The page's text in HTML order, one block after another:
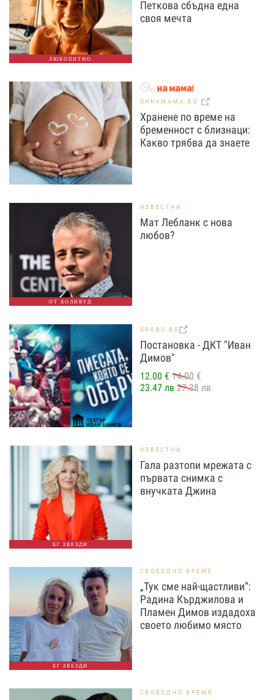
ЛЮБОПИТНО
Петкова сбъдна една
своя мечта
OHNAMAMA.BG
Хранене по време на
бременност с близнаци:
Какво трябва да знаете
ОТ ХОЛИВУД
ИЗВЕСТНИ
Мат Лебланк с нова
любов?
GRABO.BG
Постановка - ДКТ "Иван
Димов"
12.00 € 14.00 €
23.47 лв 27.38 лв
БГ ЗВЕЗДИ
ИЗВЕСТНИ
Гала разтопи мрежата с
първата снимка с
внучката Джина
БГ ЗВЕЗДИ
СВОБОДНО ВРЕМЕ
„Тук сме най-щастливи“:
Радина Кърджилова и
Пламен Димов издадоха
своето любимо място
СВОБОДНО ВРЕМЕ